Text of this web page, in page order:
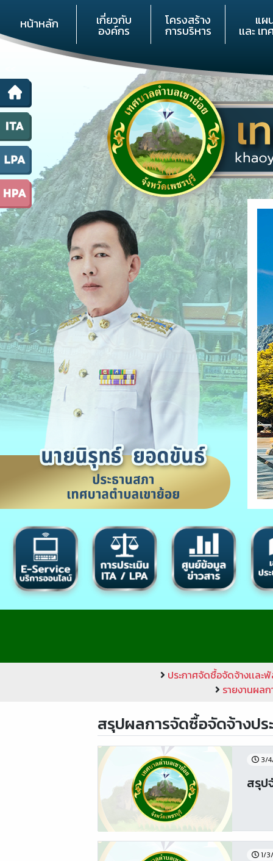
หน้าหลัก เกี่ยวกับ
องค์กร
โครงสร้าง
การบริหาร
แผ
เเละ
ประกาศจัดชื้อจัดจ้างเเละ
รายงานผล
สรุปผลการจัดซื้อจัดจ้างปร
3/
สรุป
1/